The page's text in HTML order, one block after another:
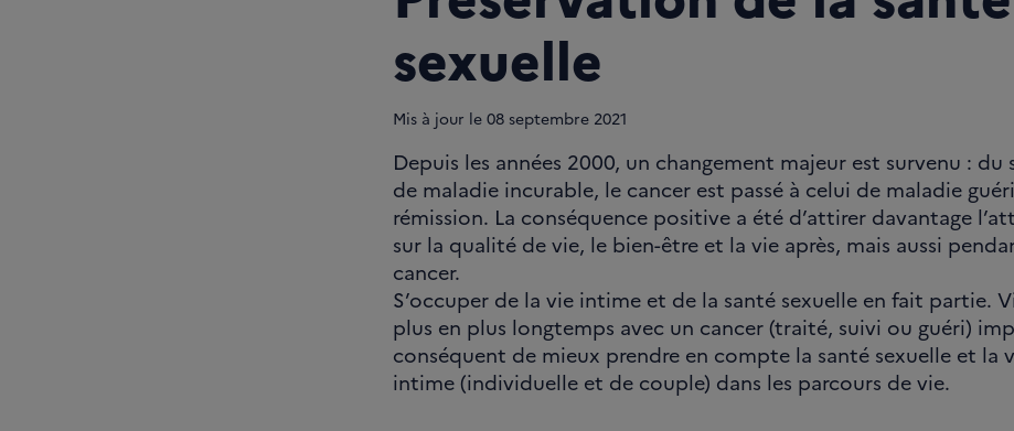
sexuelle
Mis à jour le 08septembre 2021
Depuis les années 2000, un changement majeur est survenu : du
de maladie incurable, le cancer est passé à celui de maladie
rémission. La conséquence positive a été d’attirer davantage
sur la qualité de vie, le bien-être et la vie après, mais aussi
cancer.
S’occuper de la vie intime et de la santé sexuelle en fait partie.
plus en plus longtemps avec un cancer (traité, suivi ou guéri)
conséquent de mieux prendre en compte la santé sexuelle et la
intime (individuelle et de couple) dans les parcours de vie.